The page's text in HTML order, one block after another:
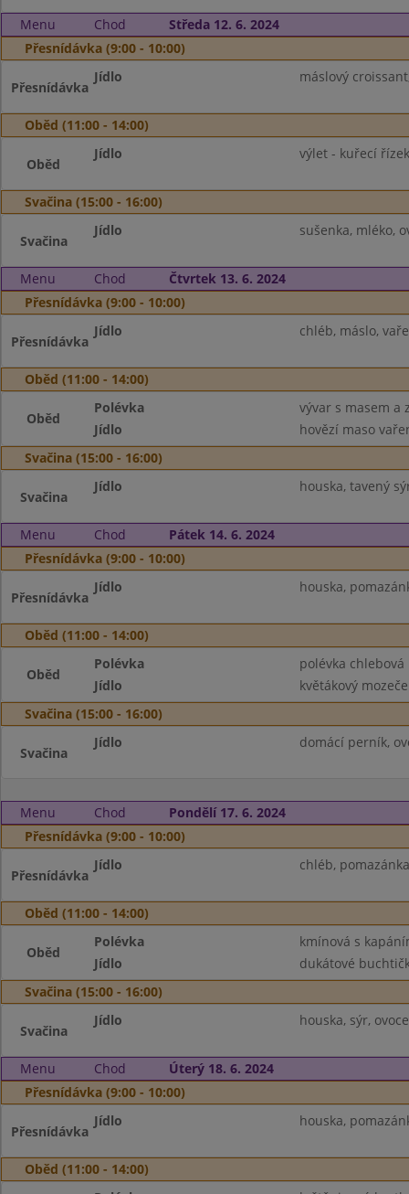
Menu Chod
Středa 12. 6. 2024
Přesnídávka (9:00 - 10:00)
Přesnídávka
Jídlo máslový
Oběd (11:00 - 14:00)
Oběd
Jídlo výlet - kuřecí
Svačina (15:00 - 16:00)
Svačina
Jídlo sušenka, mléko,
Menu Chod
Čtvrtek 13. 6. 2024
Přesnídávka (9:00 - 10:00)
Přesnídávka
Jídlo chléb, máslo,
Oběd (11:00 - 14:00)
Oběd
Polévka
vývar s masem a
Jídlo
hovězí maso
Svačina (15:00 - 16:00)
Svačina
Jídlo houska, tavený
Menu Chod
Pátek 14. 6. 2024
Přesnídávka (9:00 - 10:00)
Přesnídávka
Jídlo houska,
Oběd (11:00 - 14:00)
Oběd
Polévka
polévka chlebová
Jídlo
květákový
Svačina (15:00 - 16:00)
Svačina
Jídlo domácí perník,
Menu Chod
Pondělí 17. 6. 2024
Přesnídávka (9:00 - 10:00)
Přesnídávka
Jídlo chléb,
Oběd (11:00 - 14:00)
Oběd
Polévka
kmínová s
Jídlo
dukátové
Svačina (15:00 - 16:00)
Svačina
Jídlo houska, sýr,
Menu Chod
Úterý 18. 6. 2024
Přesnídávka (9:00 - 10:00)
Přesnídávka
Jídlo houska,
Oběd (11:00 - 14:00)